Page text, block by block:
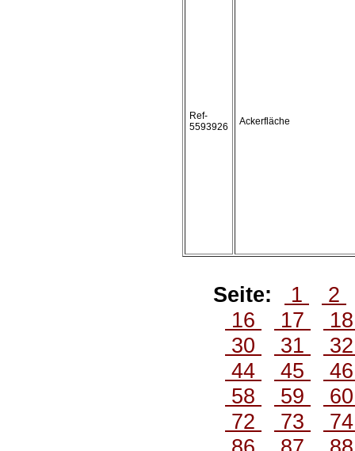
Ref-
5593926
Ackerfläche
Seite: 1
2
16
17
30
31
44
45
58
59
72
73